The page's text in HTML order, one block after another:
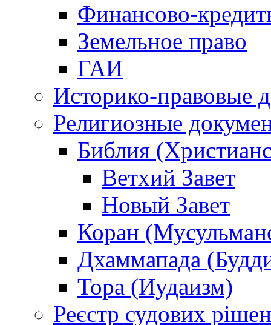
Финансово-
Земельное право
ГАИ
Историко-правовые
Религиозные
Библия
Ветхий Завет
Новый Завет
Коран
Дхаммапада
Тора (Иудаизм)
Реєстр судових